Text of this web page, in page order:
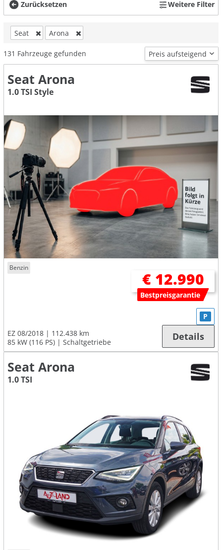
Zurücksetzen Weitere Filter
Seat Arona
131 Fahrzeuge gefunden
Seat Arona
1.0 TSI Style
Benzin
€ 12.990
Bestpreisgarantie
EZ 08/2018
112.438 km
85 kW (116 PS)
Schaltgetriebe
P
Details
Seat Arona
1.0 TSI